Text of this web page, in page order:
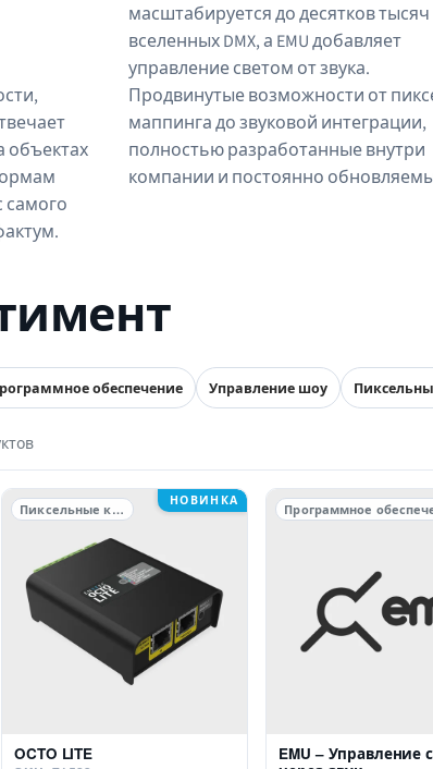
объектах
самого
масштабируется до десятков тысяч
вселенных DMX, а EMU добавляет
управление светом от звука.
Продвинутые возможности от
маппинга до звуковой интеграции,
полностью разработанные внутри
компании и постоянно
обеспечение Управление шоу
НОВИНКА
Пиксельные контроллеры
OCTO LITE
Программное
EMU – Управление